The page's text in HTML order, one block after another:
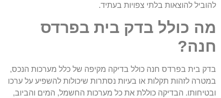
להוביל להוצאות בלתי צפויות בעתיד.
מה כולל בדק בית בפרדס
חנה?
בדק בית בפרדס חנה כולל בדיקה מקיפה של כלל מערכות הנכס,
במטרה לזהות תקלות או בעיות נסתרות שיכולות להשפיע על ערכו
ובטיחותו. הבדיקה כוללת את כל מערכות החשמל, המים והביוב,